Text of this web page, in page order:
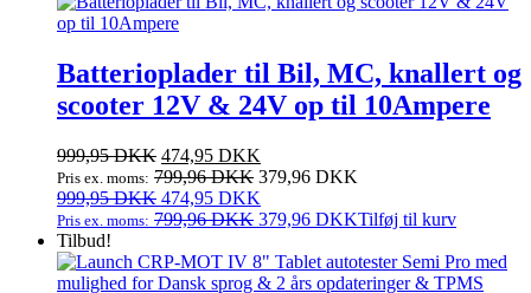
Batterioplader til Bil, MC, knallert og
scooter 12V & 24V op til 10Ampere
999,95DKK Den
oprindelige
pris
var:
474,95 DKK
aktuelle
er:
Pris ex. moms: 799,96DKK 379,96 DKK
999,95DKK Den
oprindelige
var:
999,95 DKK.
474,95 DKK
aktuelle
er:
474,95 DKK.
Pris ex. moms: 799,96DKK 379,96 DKKTilføj til kurv
Tilbud!